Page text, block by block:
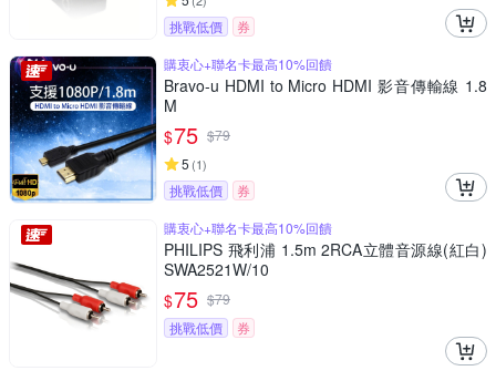
挑戰低價
券
購衷心+聯名卡最高10%回饋
Bravo-u HDMI to Micro HDMI 影音傳輸線 1.8
M
$75 $79
5 (1)
挑戰低價
券
購衷心+聯名卡最高10%回饋
PHILIPS 飛利浦 1.5m 2RCA立體音源線(紅白)
SWA2521W/10
$75 $79
挑戰低價
券